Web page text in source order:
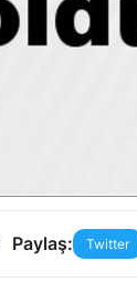
Paylaş: Twitter